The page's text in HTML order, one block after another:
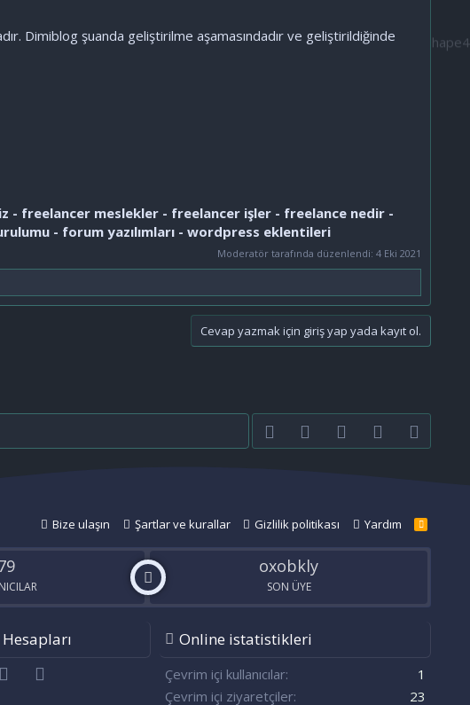
Dimiblog şuanda geliştirilme aşamasındadır ve geliştirildiğinde
freelancer meslekler - freelancer işler - freelance nedir -
- forum yazılımları - wordpress eklentileri
Moderatör tarafında düzenlendi: 4 Eki 2021
Cevap yazmak için giriş yap yada kayıt ol.
FacebookTwitter youtubeBize ulaşın
Bize ulaşın Şartlar ve kurallar Gizlilik politikası Yardım
R
S
oxobkly
SON ÜYE
Bize ulaşın
Online istatistikleri
Çevrim içi kullanıcılar
1
Çevrim içi ziyaretçiler
23